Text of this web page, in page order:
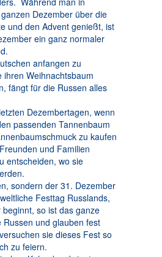
Dezember über die
und den Advent genießt, ist
ein ganz normaler
anfangen zu
ihren Weihnachtsbaum
fängt für die Russen alles
Dezembertagen, wenn
passenden Tannenbaum
zu kaufen
und Familien
entscheiden, wo sie
sondern der 31. Dezember
Festtag Russlands,
so ist das ganze
und glauben fest
sie dieses Fest so
zu feiern.